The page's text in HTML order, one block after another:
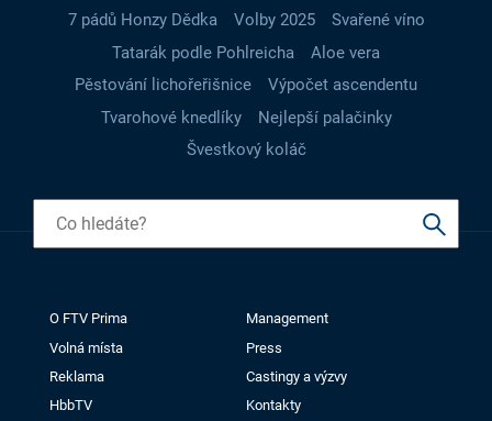
7 pádů Honzy Dědka
Volby 2025
Svařené víno
Tatarák podle Pohlreicha
Aloe vera
Pěstování lichořeřišnice
Výpočet ascendentu
Tvarohové knedlíky
Nejlepší palačinky
Švestkový koláč
O FTV Prima
Management
Volná místa
Press
Reklama
Castingy a výzvy
HbbTV
Kontakty